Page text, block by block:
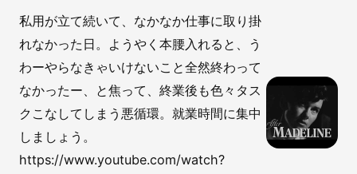
私用が立て続いて、なかなか仕事に取り掛
れなかった日。ようやく本腰入れると、う
わーやらなきゃいけないこと全然終わって
なかったー、と焦って、終業後も色々タス
クこなしてしまう悪循環。就業時間に集中
しましょう。
https://www.youtube.com/watch?